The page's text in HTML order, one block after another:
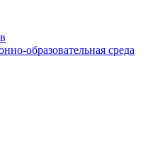
образовательная среда